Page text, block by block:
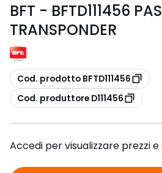
BFT - BFTD111456
TRANSPONDER
copia
Cod. prodotto BFTD111456
copia
Cod. produttore D111456
Accedi per visualizzare prezzi